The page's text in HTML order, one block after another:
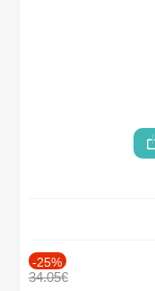
-25%
34.05€